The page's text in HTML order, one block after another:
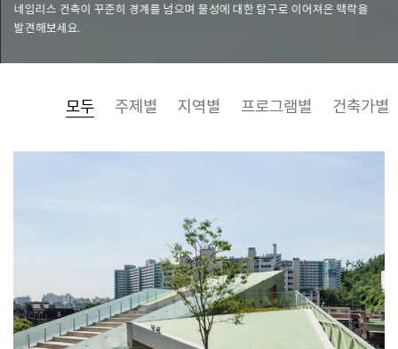
네임리스 건축이 꾸준히 경계를 넘으며 물성에 대한 탐구로 이어져온 맥락을
발견해보세요.
모두 주제별 지역별 프로그램별 건축가별